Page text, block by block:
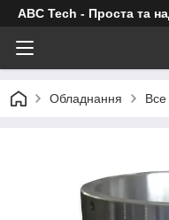
ABC Tech - Проста та
Обладнання Все